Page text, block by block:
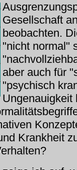
Gesellschaft
beobachten.
"nicht normal"
aber auch für
"psychisch
Ungenauigkeit
Krankheit